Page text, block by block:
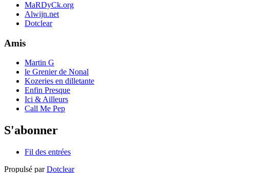
MaRDyCk.org
Alwijn.net
Dotclear
Amis
Martin G
le Grenier de Nonal
Kozeries en dilletante
Enfin Presque
Ici & Ailleurs
Call Me Pep
S'abonner
Fil des entrées
Propulsé parDotclear